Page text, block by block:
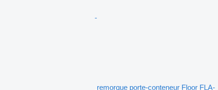
remorque porte-conteneur Floor FLA-